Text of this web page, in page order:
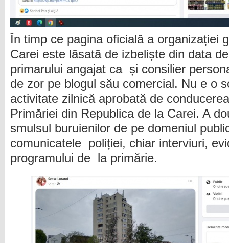
În timp ce pagina oficială a organizației
Carei este lăsată de izbeliște din data
primarului angajat ca și consilier
de zor pe blogul său comercial. Nu e o
activitate zilnică aprobată de
Primăriei din Republica de la Carei. A
smulsul buruienilor de pe domeniul
comunicatele poliției, chiar interviuri,
programului de la primărie.